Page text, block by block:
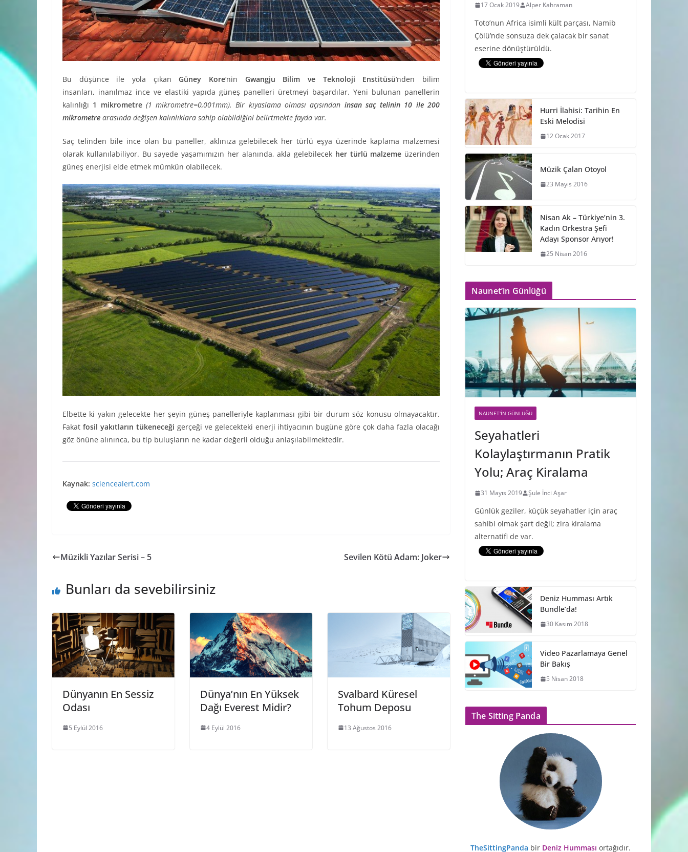
Bu düşünce ile yola çıkanGüney Kore‘nin Gwangju Bilim ve Teknoloji Enstitüsü‘nden
bilim
insanları, inanılmaz ince ve elastiki yapıda güneş panelleri üretmeyi başardılar. Yeni bulunan panellerin
kalınlığı 1 mikrometre (1 mikrometre=0,001mm). Bir kıyaslama olması açısından insan saç telinin 10 ile 200
mikrometre arasında değişen kalınlıklara sahip olabildiğini belirtmekte fayda var.
Saç telinden bile ince olan bu paneller, aklınıza gelebilecek her türlü eşya üzerinde kaplama malzemesi
olarak kullanılabiliyor. Bu sayede yaşamımızın her alanında, akla gelebilecek her türlü malzeme üzerinden
güneş enerjisi elde etmek mümkün olabilecek.
Elbette ki yakın gelecekte her şeyin güneş panelleriyle kaplanması gibi bir durum söz konusu olmayacaktır.
Fakat fosil yakıtların tükeneceği gerçeği ve gelecekteki enerji ihtiyacının bugüne göre çok daha fazla olacağı
göz önüne alınınca, bu tip buluşların ne kadar değerli olduğu anlaşılabilmektedir.
Kaynak: sciencealert.com
Müzikli Yazılar Serisi – 5 Sevilen Kötü Adam: Joker
Bunları da sevebilirsiniz
Dünyanın En Sessiz
Odası
5 Eylül 2016
Dünya’nın En Yüksek
Dağı Everest Midir?
4 Eylül 2016
Svalbard Küresel
Tohum Deposu
13 Ağustos 2016
17 Ocak 2019 Alper Kahraman
Toto’nun Africa isimli kült parçası, Namib
Çölü’nde sonsuza dek çalacak bir sanat
eserine dönüştürüldü.
Hurri İlahisi: Tarihin En
Eski Melodisi
12 Ocak 2017
Müzik Çalan Otoyol
23 Mayıs 2016
Nisan Ak – Türkiye’nin 3.
Kadın Orkestra Şefi
Adayı Sponsor Arıyor!
25 Nisan 2016
Naunet’in Günlüğü
NAUNET'IN GÜNLÜĞÜ
Seyahatleri
Kolaylaştırmanın Pratik
Yolu; Araç Kiralama
31 Mayıs 2019 Şule İnci Aşar
Günlük geziler, küçük seyahatler için araç
sahibi olmak şart değil; zira kiralama
alternatifi de var.
Deniz Humması Artık
Bundle’da!
30 Kasım 2018
Video Pazarlamaya Genel
Bir Bakış
5 Nisan 2018
The Sitting Panda
TheSittingPanda bir Deniz Humması ortağıdır.